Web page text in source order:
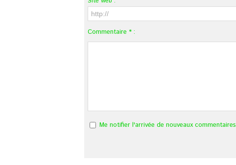
Commentaire * :
Me notifier l'arrivée de nouveaux commentaires